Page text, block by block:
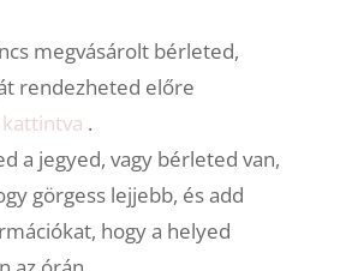
megvásárolt bérleted,
rendezheted előre
.
a jegyed, vagy bérleted van,
görgess lejjebb, és add
hogy a helyed